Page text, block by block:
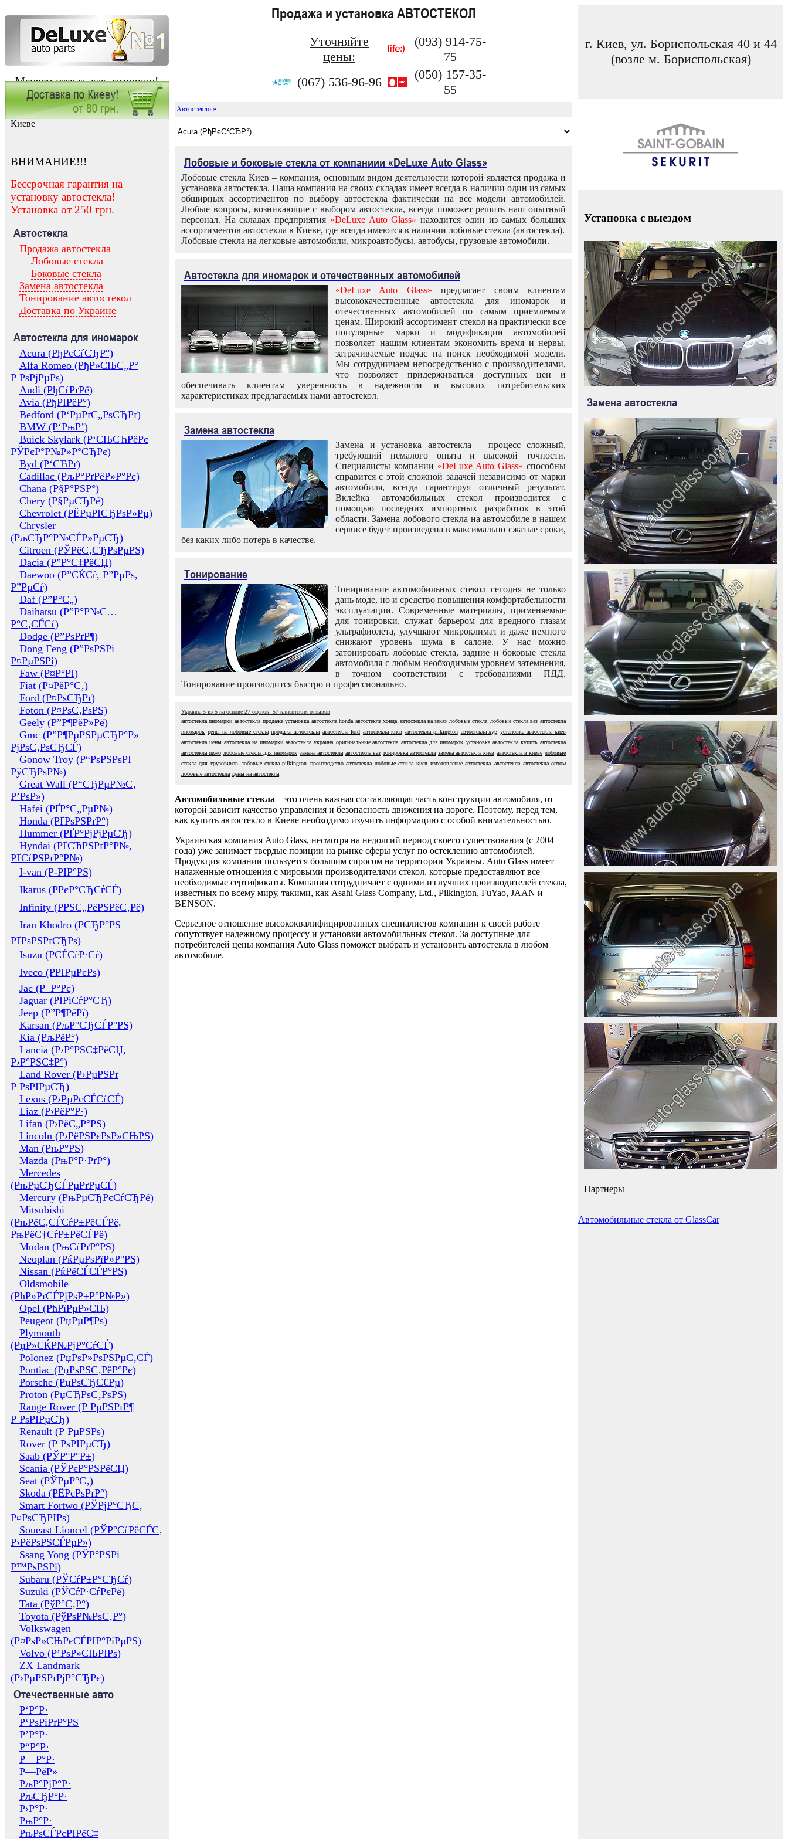
Меняем стекла, как лампочки!
Продажа и установка АВТОСТЕКОЛ
Уточняйте
цены:
(093) 914-75-
75
(067) 536-96-96
(050) 157-35-
55
г. Киев, ул. Бориспольская 40 и 44
(возле м. Бориспольская)
Заказать установку автостекла в
Киеве
ВНИМАНИЕ!!!
Бессрочная гарантия на
установку автостекла!
Установка от 250 грн.
Автостекла
Продажа автостекла
Лобовые стекла
Боковые стекла
Замена автостекла
Тонирование автостекол
Доставка по Украине
Автостекла для иномарок
Acura (РђРєСѓСЂР°)
Alfa Romeo (РђР»СЊС„Р°
Р РѕРјРµРѕ)
Audi (РђСѓРґРё)
Avia (РђРІРёР°)
Bedford (Р‘РµРґС„РѕСЂРґ)
BMW (Р‘РњР’)
Buick Skylark (Р‘СЊСЋРёРє
РЎРєР°Р№Р»Р°СЂРє)
Byd (Р‘СЋРґ)
Cadillac (РљР°РґРёР»Р°Рє)
Chana (Р§Р°РЅР°)
Chery (Р§РµСЂРё)
Chevrolet (РЁРµРІСЂРѕР»Рµ)
Chrysler
(РљСЂР°Р№СЃР»РµСЂ)
Citroen (РЎРёС‚СЂРѕРµРЅ)
Dacia (Р”Р°С‡РёСЏ)
Daewoo (Р”СЌСѓ, Р”РµРѕ,
Р”РµСѓ)
Daf (Р”Р°С„)
Daihatsu (Р”Р°Р№С…
Р°С‚СЃСѓ)
Dodge (Р”РѕРґР¶)
Dong Feng (Р”РѕРЅРі
Р¤РµРЅРі)
Faw (Р¤Р°РІ)
Fiat (Р¤РёР°С‚)
Ford (Р¤РѕСЂРґ)
Foton (Р¤РѕС‚РѕРЅ)
Geely (Р”Р¶РёР»Рё)
Gmc (Р”Р¶РµРЅРµСЂР°Р»
РјРѕС‚РѕСЂСЃ)
Gonow Troy (Р“РѕРЅРѕРІ
РўСЂРѕР№)
Great Wall (Р“СЂРµР№С‚
Р’РѕР»)
Hafei (РҐР°С„РµР№)
Honda (РҐРѕРЅРґР°)
Hummer (РҐР°РјРјРµСЂ)
Hyndai (РҐСЋРЅРґР°Р№,
РҐСѓРЅРґР°Р№)
I-van (Р-РІР°РЅ)
Ikarus (РРєР°СЂСѓСЃ)
Infinity (РРЅС„РёРЅРёС‚Рё)
Iran Khodro (РСЂР°РЅ
РҐРѕРЅРґСЂРѕ)
Isuzu (РСЃСѓР·Сѓ)
Iveco (РРІРµРєРѕ)
Jac (Р–Р°Рє)
Jaguar (РЇРіСѓР°СЂ)
Jeep (Р”Р¶РёРї)
Karsan (РљР°СЂСЃР°РЅ)
Kia (РљРёР°)
Lancia (Р›Р°РЅС‡РёСЏ,
Р›Р°РЅС‡Р°)
Land Rover (Р›РµРЅРґ
Р РѕРІРµСЂ)
Lexus (Р›РµРєСЃСѓСЃ)
Liaz (Р›РёР°Р·)
Lifan (Р›РёС„Р°РЅ)
Lincoln (Р›РёРЅРєРѕР»СЊРЅ)
Man (РњР°РЅ)
Mazda (РњР°Р·РґР°)
Mercedes
(РњРµСЂСЃРµРґРµСЃ)
Mercury (РњРµСЂРєСѓСЂРё)
Mitsubishi
(РњРёС‚СЃСѓР±РёСЃРё,
РњРёС†СѓР±РёСЃРё)
Mudan (РњСѓРґР°РЅ)
Neoplan (РќРµРѕРїР»Р°РЅ)
Nissan (РќРёСЃСЃР°РЅ)
Oldsmobile
(РћР»РґСЃРјРѕР±Р°Р№Р»)
Opel (РћРїРµР»СЊ)
Peugeot (РџРµР¶Рѕ)
Plymouth
(РџР»СЌР№РјР°СѓСЃ)
Polonez (РџРѕР»РѕРЅРµС‚СЃ)
Pontiac (РџРѕРЅС‚РёР°Рє)
Porsche (РџРѕСЂС€Рµ)
Proton (РџСЂРѕС‚РѕРЅ)
Range Rover (Р РµРЅРґР¶
Р РѕРІРµСЂ)
Renault (Р РµРЅРѕ)
Rover (Р РѕРІРµСЂ)
Saab (РЎР°Р°Р±)
Scania (РЎРєР°РЅРёСЏ)
Seat (РЎРµР°С‚)
Skoda (РЁРєРѕРґР°)
Smart Fortwo (РЎРјР°СЂС‚
Р¤РѕСЂРІРѕ)
Soueast Lioncel (РЎР°СѓРёСЃС‚
Р›РёРѕРЅСЃРµР»)
Ssang Yong (РЎР°РЅРі
Р™РѕРЅРі)
Subaru (РЎСѓР±Р°СЂСѓ)
Suzuki (РЎСѓР·СѓРєРё)
Tata (РўР°С‚Р°)
Toyota (РўРѕР№РѕС‚Р°)
Volkswagen
(Р¤РѕР»СЊРєСЃРІР°РіРµРЅ)
Volvo (Р’РѕР»СЊРІРѕ)
ZX Landmark
(Р›РµРЅРґРјР°СЂРє)
Отечественные авто
Р‘Р°Р·
Р‘РѕРіРґР°РЅ
Р’Р°Р·
Р“Р°Р·
Р—Р°Р·
Р—РёР»
РљР°РјР°Р·
РљСЂР°Р·
Р›Р°Р·
РњР°Р·
РњРѕСЃРєРІРёС‡
Автостекло »
Лобовые и боковые стекла от компаниии «DeLuxe Auto Glass»
Лобовые стекла Киев – компания, основным видом деятельности которой является продажа и
установка автостекла. Наша компания на своих складах имеет всегда в наличии один из самых
обширных ассортиментов по выбору автостекла фактически на все модели автомобилей.
Любые вопросы, возникающие с выбором автостекла, всегда поможет решить наш опытный
персонал. На складах предприятия «DeLuxe Auto Glass» находится один из самых больших
ассортиментов автостекла в Киеве, где всегда имеются в наличии лобовые стекла (автостекла).
Лобовые стекла на легковые автомобили, микроавтобусы, автобусы, грузовые автомобили.
Автостекла для иномарок и отечественных автомобилей
«DeLuxe Auto Glass» предлагает своим клиентам
высококачественные автостекла для иномарок и
отечественных автомобилей по самым приемлемым
ценам. Широкий ассортимент стекол на практически все
популярные марки и модификации автомобилей
позволяет нашим клиентам экономить время и нервы,
затрачиваемые подчас на поиск необходимой модели.
Мы сотрудничаем непосредственно с производителями,
что позволяет придерживаться доступных цен и
обеспечивать клиентам уверенность в надежности и высоких потребительских
характеристиках предлагаемых нами автостекол.
Замена автостекла
Замена и установка автостекла – процесс сложный,
требующий немалого опыта и высокой точности.
Специалисты компании «DeLuxe Auto Glass» способны
справится с этой сложной задачей независимо от марки
автомобиля, всегда гарантируя отличный результат.
Вклейка автомобильных стекол производится с
помощью последних импортных разработок в этой
области. Замена лобового стекла на автомобиле в нашем
сервисе будет произведена в максимально сжатые сроки,
без каких либо потерь в качестве.
Тонирование
Тонирование автомобильных стекол сегодня не только
дань моде, но и средство повышения комфортабельности
эксплуатации. Современные материалы, применяемые
для тонировки, служат барьером для вредного глазам
ультрафиолета, улучшают микроклимат и даже немного
снижают уровень шума в салоне. У нас можно
затонировать лобовые стекла, задние и боковые стекла
автомобиля с любым необходимым уровнем затемнения,
в точном соответствии с требованиями ПДД.
Тонирование производится быстро и профессионально.
Украина 5 из 5 на основе 27 оценок. 57 клиентских отзывов
автостекла иномарки автостекла продажа установка автостекла honda автостекла хонда автостекла на заказ лобовые стекла лобовые стекла ваз автостекла
иномарок цены на лобовые стекла продажа автостекла автостекла ford автостекла киев автостекла pilkington автостекла xyg установка автостекла киев
автостекла цены автостекла на иномарки автостекла украина оригинальные автостекла автостекла для иномарок установка автостекла купить автостекла
автостекла пежо лобовые стекла для иномарок замена автостекла автостекла ваз тонировка автостекла замена автостекла киев автостекла в киеве лобовые
стекла для грузовиков лобовые стекла pilkington производство автостекла лобовые стекла киев изготовление автостекла автостекла автостекла оптом
лобовые автостекла цены на автостекла
Автомобильные стекла – это очень важная составляющая часть конструкции автомобиля, от
которой зависит качество управления и безопасность движения на дороге. Поэтому, перед тем,
как купить автостекло в Киеве необходимо изучить информацию с особой внимательностью.
Украинская компания Auto Glass, несмотря на недолгий период своего существования (с 2004
года) уже занимает твердые позиции на рынке сферы услуг по остеклению автомобилей.
Продукция компании пользуется большим спросом на территории Украины. Auto Glass имеет
налаженные отношения с мировыми производителями стекол, которые предоставляют все
необходимые сертификаты. Компания сотрудничает с одними из лучших производителей стекла,
известных по всему миру, такими, как Asahi Glass Company, Ltd., Pilkington, FuYao, JAAN и
BENSON.
Серьезное отношение высококвалифицированных специалистов компании к своей работе
сопутствует надежному процессу и установки автомобильных стекол. За доступные для
потребителей цены компания Auto Glass поможет выбрать и установить автостекла в любом
автомобиле.
Установка с выездом
Замена автостекла
Партнеры
Автомобильные стекла от GlassCar